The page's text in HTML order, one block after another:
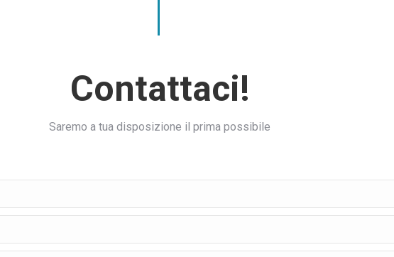
Contattaci!
Saremo a tua disposizione il prima possibile